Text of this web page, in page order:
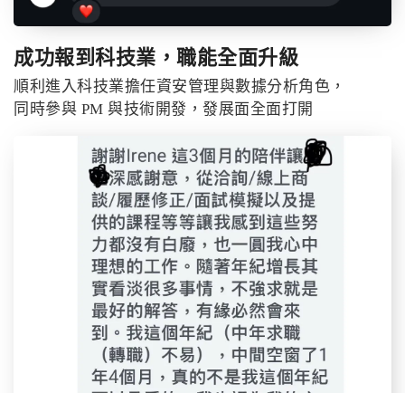
成功報到科技業，職能全面升級
順利進入科技業擔任資安管理與數據分析角色，
同時參與 PM 與技術開發，發展面全面打開